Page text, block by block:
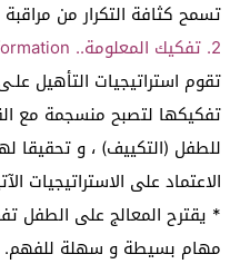
تسمح كثافة التكرار من
2. تفكيك المعلومة.. Réduction de l’information
تقوم استراتيجيات التأهيل
تفكيكها لتصبح منسجمة مع
للطفل (التكييف) ، و تحقيقا
الاعتماد على الاستراتيجيات
* يقترح المعالج على الطفل
مهام بسيطة و سهلة للفهم.